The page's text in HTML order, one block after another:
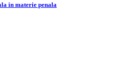
in materie penala